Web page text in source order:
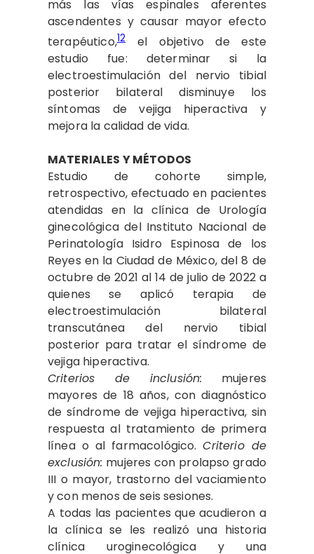
más las vías espinales aferentes
ascendentes y causar mayor efecto
terapéutico,12el objetivo de este
estudio fue: determinar si la
electroestimulación del nervio tibial
posterior bilateral disminuye los
síntomas de vejiga hiperactiva y
mejora la calidad de vida.
MATERIALES Y MÉTODOS
Estudio de cohorte simple,
retrospectivo, efectuado en pacientes
atendidas en la clínica de Urología
ginecológica del Instituto Nacional de
Perinatología Isidro Espinosa de los
Reyes en la Ciudad de México, del 8 de
octubre de 2021 al 14 de julio de 2022 a
quienes se aplicó terapia de
electroestimulación bilateral
transcutánea del nervio tibial
posterior para tratar el síndrome de
vejiga hiperactiva.
Criterios de inclusión: mujeres
mayores de 18 años, con diagnóstico
de síndrome de vejiga hiperactiva, sin
respuesta al tratamiento de primera
línea o al farmacológico.Criterio de
exclusión: mujeres con prolapso grado
III o mayor, trastorno del vaciamiento
y con menos de seis sesiones.
A todas las pacientes que acudieron a
la clínica se les realizó una historia
clínica uroginecológica y una